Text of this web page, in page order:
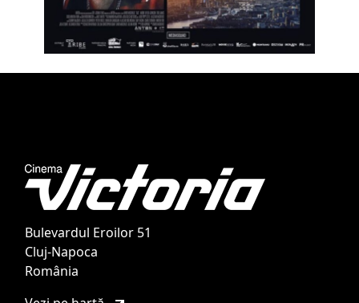
Bulevardul Eroilor 51
Cluj-Napoca
România